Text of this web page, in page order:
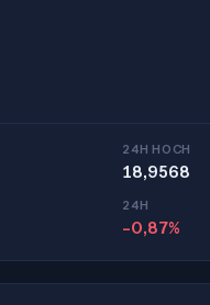
24H HOCH
18,9568
24H
-0,87%